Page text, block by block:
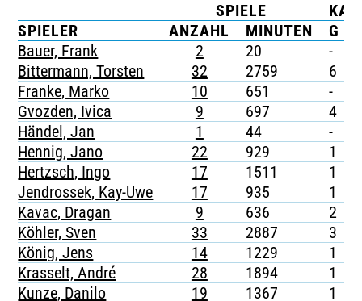
TICKETING
SPIELE
SPIELER
ANZAHL MINUTEN G
Bauer, Frank
2 20 -
Bittermann, Torsten
32 2759 6
Franke, Marko
10 651 -
Gvozden, Ivica
9 697 4
Händel, Jan
1 44 -
Hennig, Jano
22 929 1
Hertzsch, Ingo
17 1511 1
Jendrossek, Kay-Uwe
17 935 1
Kavac, Dragan
9 636 2
Köhler, Sven
33 2887 3
König, Jens
14 1229 1
Krasselt, André
28 1894 1
Kunze, Danilo
19 1367 1